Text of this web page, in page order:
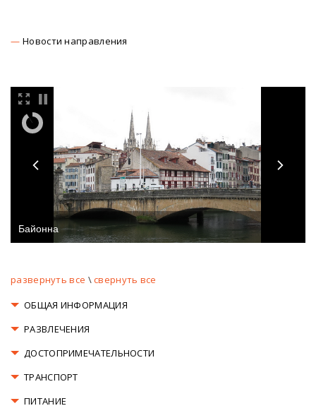
Новости направления
развернуть все \свернуть все
ОБЩАЯ ИНФОРМАЦИЯ
РАЗВЛЕЧЕНИЯ
ДОСТОПРИМЕЧАТЕЛЬНОСТИ
ТРАНСПОРТ
ПИТАНИЕ